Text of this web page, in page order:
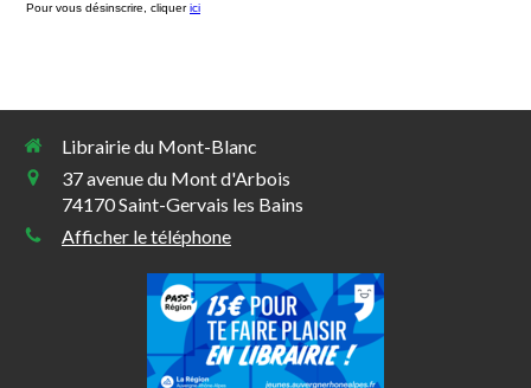
Pour vous désinscrire, cliquerici
Librairie du Mont-Blanc
37 avenue du Mont d'Arbois
74170Saint-Gervais les Bains
Afficher le téléphone